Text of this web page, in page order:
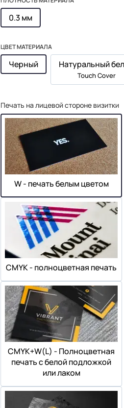
0.3 мм
ЦВЕТ МАТЕРИАЛА
Черный Натуральный
Touch Cover
Печать на лицевой стороне визитки
W - печать белым цветом
СMYK - полноцветная печать
СMYK+W(L) - Полноцветная
печать с белой подложкой
или лаком